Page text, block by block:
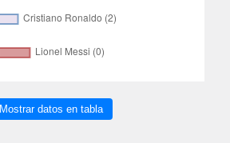
Mostrar datos en tabla